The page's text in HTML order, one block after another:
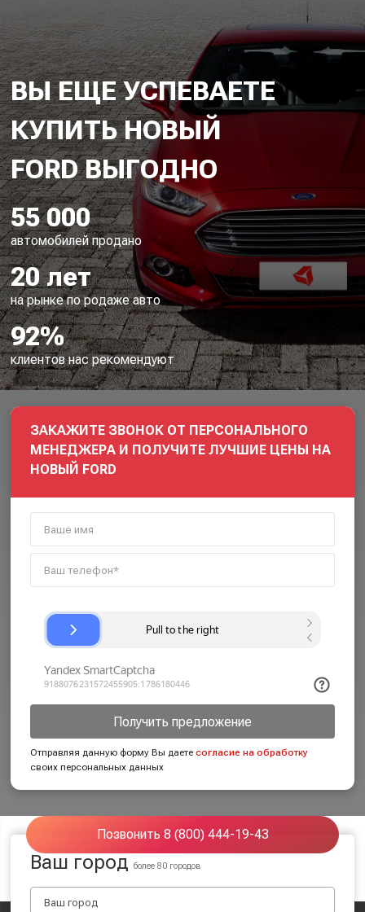
ЗАКАЖИТЕ ЗВОНОК ОТ ПЕРСОНАЛЬНОГО
МЕНЕДЖЕРА И ПОЛУЧИТЕ ЛУЧШИЕ ЦЕНЫ НА
НОВЫЙ FORD
Получить предложение
Отправляя данную форму Вы даетесогласие на обработку
своих персональных данных
ВЫ ЕЩЕ УСПЕВАЕТЕ
КУПИТЬ НОВЫЙ
55 000
автомобилей продано
20 лет
на рынке по родаже авто
92%
клиентов нас рекомендуют
Позвонить 8 (800) 444-19-43
Ваш городболее 80 городов